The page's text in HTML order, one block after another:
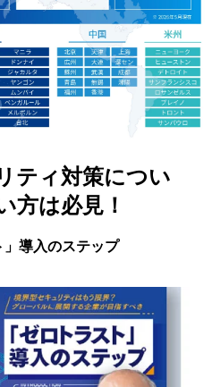
ティ対策につい
方は必見！
」導入のステップ